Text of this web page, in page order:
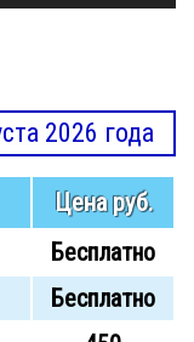
2026 года
Цена руб.
Бесплатно
Бесплатно